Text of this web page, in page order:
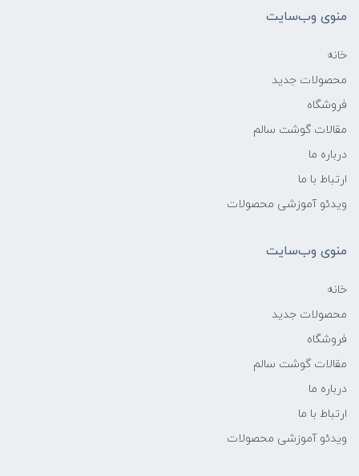
منوی وب‌سایت
خانه
محصولات جدید
فروشگاه
مقالات گوشت سالم
درباره ما
ارتباط با ما
ویدئو آموزشی محصولات
منوی وب‌سایت
خانه
محصولات جدید
فروشگاه
مقالات گوشت سالم
درباره ما
ارتباط با ما
ویدئو آموزشی محصولات